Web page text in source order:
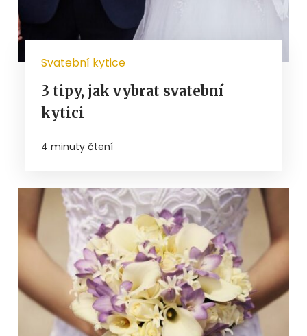
Svatební kytice
3 tipy, jak vybrat svatební
kytici
4 minuty čtení